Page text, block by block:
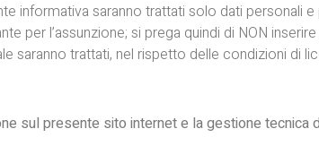
informativa saranno trattati solo dati personali
per l’assunzione; si prega quindi di NON
saranno trattati, nel rispetto delle condizioni di
sul presente sito internet e la gestione